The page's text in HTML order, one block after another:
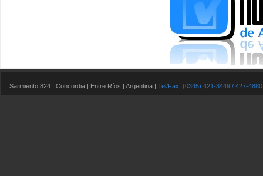
Sarmiento 824 | Concordia | Entre Ríos | Argentina | Tel/Fax: (0345) 421-3449 / 427-4880